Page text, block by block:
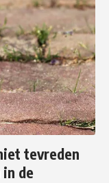
tevreden
de